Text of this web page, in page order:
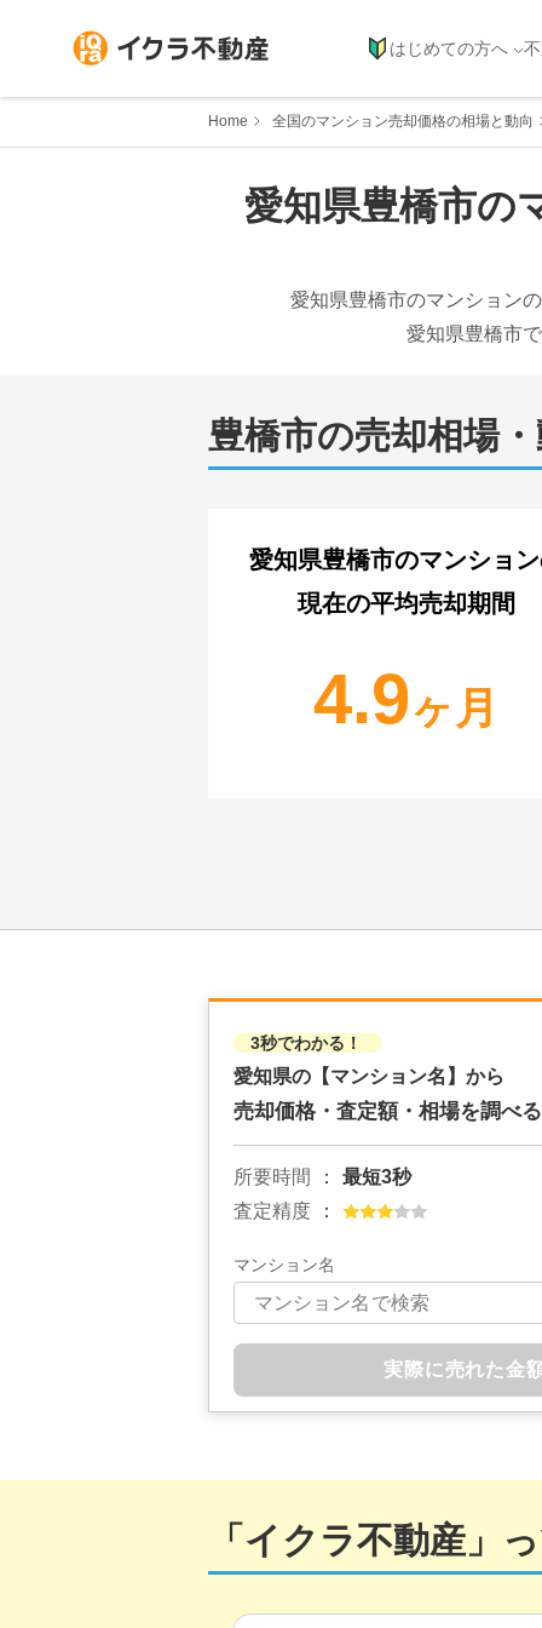
はじめての方へ
Home 全国のマンション売却価格の相場と動向
愛知県豊橋市の
愛知県豊橋市のマンション
愛知県豊橋市
豊橋市の売却相場
愛知県豊橋市のマンショ
現在の平均売却期間
4.9ヶ月
3秒でわかる！
愛知県の 【マンション名】から
売却価格・査定額・相場を調べる
所要時間
最短3秒
査定精度
マンション名
実際に売れた金
「イクラ不動産」